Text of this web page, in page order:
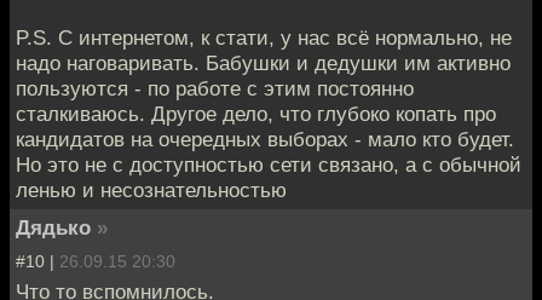
P.S. С интернетом, к стати, у нас всё нормально, не
надо наговаривать. Бабушки и дедушки им активно
пользуются - по работе с этим постоянно
сталкиваюсь. Другое дело, что глубоко копать про
кандидатов на очередных выборах - мало кто будет.
Но это не с доступностью сети связано, а с обычной
ленью и несознательностью
Дядько »
#10 | 26.09.15 20:30
Что то вспомнилось.